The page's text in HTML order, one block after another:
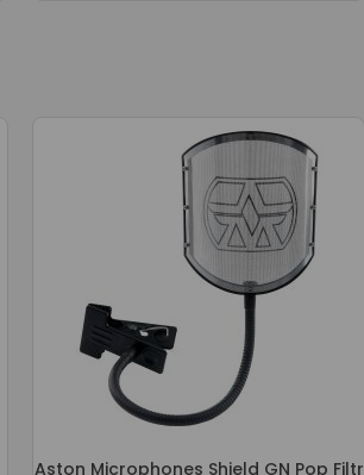
Aston Microphones Shield GN Pop Filtr